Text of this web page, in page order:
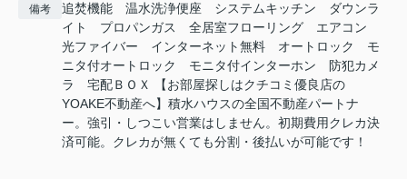
備考
追焚機能 温水洗浄便座 システムキッチン ダウンラ
イト プロパンガス 全居室フローリング エアコン
光ファイバー インターネット無料 オートロック モ
ニタ付オートロック モニタ付インターホン 防犯カメ
ラ 宅配ＢＯＸ 【お部屋探しはクチコミ優良店の
YOAKE不動産へ】積水ハウスの全国不動産パートナ
ー。強引・しつこい営業はしません。初期費用クレカ決
済可能。クレカが無くても分割・後払いが可能です！